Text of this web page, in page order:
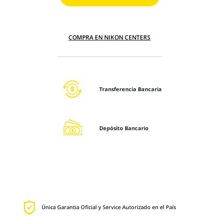
COMPRA EN NIKON CENTERS
Transferencia Bancaria
Depósito Bancario
Única Garantia Oficial y Service Autorizado en el País